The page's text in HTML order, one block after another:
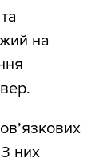
на
них